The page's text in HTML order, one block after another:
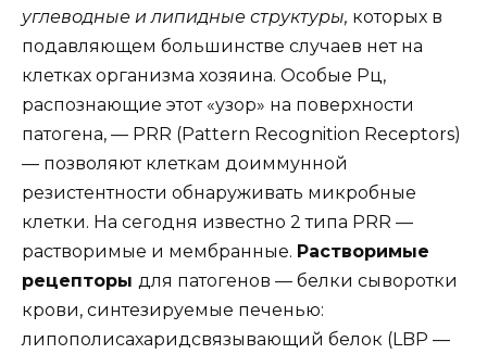
углеводные и липидные структуры, которых в
подавляющем большинстве случаев нет на
клетках организма хозяина. Особые Рц,
распознающие этот «узор» на поверхности
патогена, — PRR (Pattern Recognition Receptors)
— позволяют клеткам доиммунной
резистентности обнаруживать микробные
клетки. На сегодня известно 2 типа PRR —
растворимые и мембранные. Растворимые
рецепторы для патогенов — белки сыворотки
крови, синтезируемые печенью:
липополисахаридсвязывающий белок (LBP —